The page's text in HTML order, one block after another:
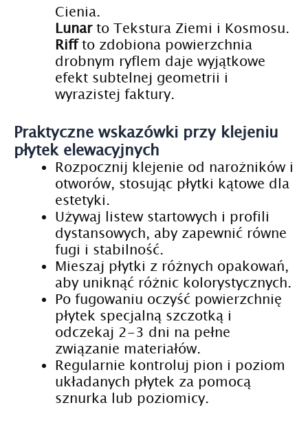
Cienia.
Lunarto Tekstura Ziemi i Kosmosu.
Riffto zdobiona powierzchnia
drobnym ryflem daje wyjątkowe
efekt subtelnej geometrii i
wyrazistej faktury.
Praktyczne wskazówki przy klejeniu
płytek elewacyjnych
Rozpocznij klejenie od narożników i
otworów, stosując płytki kątowe dla
estetyki.
Używaj listew startowych i profili
dystansowych, aby zapewnić równe
fugi i stabilność.
Mieszaj płytki z różnych opakowań,
aby uniknąć różnic kolorystycznych.
Po fugowaniu oczyść powierzchnię
płytek specjalną szczotką i
odczekaj 2-3 dni na pełne
związanie materiałów.
Regularnie kontroluj pion i poziom
układanych płytek za pomocą
sznurka lub poziomicy.